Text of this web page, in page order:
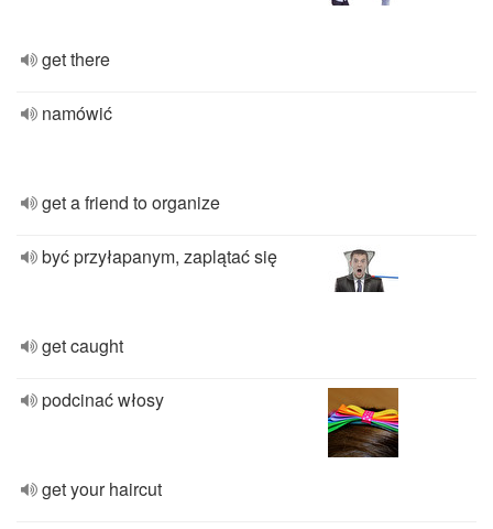
get there
namówić
get a friend to organize
być przyłapanym, zaplątać się
get caught
podcinać włosy
get your haircut